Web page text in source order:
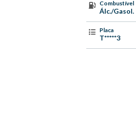
Combustível
Álc./Gasol.
Placa
T*****3